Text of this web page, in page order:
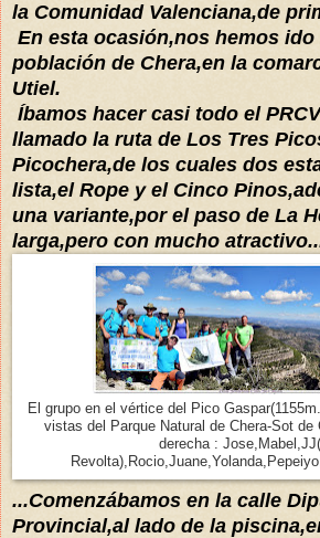
la Comunidad Valenciana,de
En esta ocasión,nos hemos ido
población de Chera,en la
Utiel.
Íbamos hacer casi todo el
llamado la ruta de Los Tres
Picochera,de los cuales dos
lista,el Rope y el Cinco Pinos,
una variante,por el paso de La
larga,pero con mucho
El grupo en el vértice del Pico
vistas del Parque Natural de Chera-Sot de
derecha :
...Comenzábamos en la calle
Provincial,al lado de la